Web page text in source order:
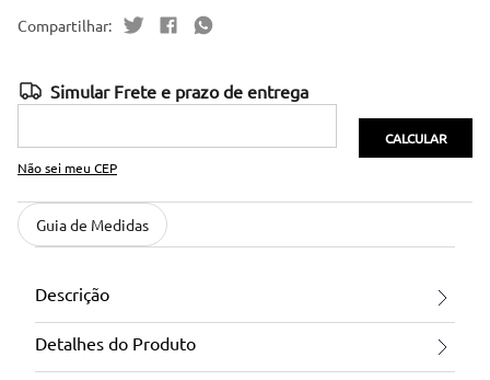
Não sei meu CEP
Guia de Medidas
Descrição
Detalhes do Produto